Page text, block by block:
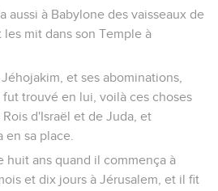
aussi à Babylone des vaisseaux de
mit dans son Temple à
et ses abominations,
trouvé en lui, voilà ces choses
d'Israël et de Juda, et
sa place.
huit ans quand il commença à
et dix jours à Jérusalem, et il fit